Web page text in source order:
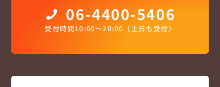
06-4400-5406
受付時間10:00〜20:00（土日も受付）